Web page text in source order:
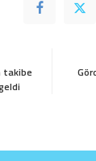
takibe